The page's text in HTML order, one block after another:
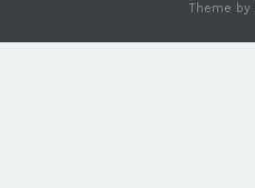
Theme by